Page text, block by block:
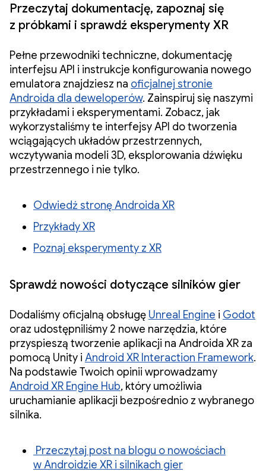
Przeczytaj dokumentację, zapoznaj się
z próbkami i sprawdź eksperymenty XR
Pełne przewodniki techniczne, dokumentację
interfejsu API i instrukcje konfigurowania nowego
emulatora znajdziesz na oficjalnej stronie
Androida dla deweloperów. Zainspiruj się naszymi
przykładami i eksperymentami. Zobacz, jak
wykorzystaliśmy te interfejsy API do tworzenia
wciągających układów przestrzennych,
wczytywania modeli 3D, eksplorowania dźwięku
przestrzennego i nie tylko.
Odwiedź stronę Androida XR
Przykłady XR
Poznaj eksperymenty z XR
Sprawdź nowości dotyczące silników gier
Dodaliśmy oficjalną obsługę Unreal Engine i Godot
oraz udostępniliśmy 2 nowe narzędzia, które
przyspieszą tworzenie aplikacji na Androida XR za
pomocą Unity i Android XR Interaction Framework.
Na podstawie Twoich opinii wprowadzamy
Android XR Engine Hub, który umożliwia
uruchamianie aplikacji bezpośrednio z wybranego
silnika.
Przeczytaj post na blogu o nowościach
w Androidzie XR i silnikach gier